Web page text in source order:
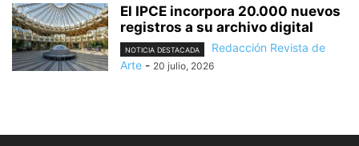
El IPCE incorpora 20.000 nuevos
registros a su archivo digital
NOTICIA DESTACADA
Redacción Revista de
Arte - 20 julio, 2026